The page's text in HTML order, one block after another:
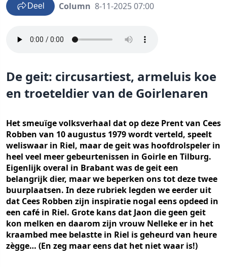
Deel Column 8-11-2025 07:00
De geit: circusartiest, armeluis koe
en troeteldier van de Goirlenaren
Het smeuïge volksverhaal dat op deze Prent van Cees
Robben van 10 augustus 1979 wordt verteld, speelt
weliswaar in Riel, maar de geit was hoofdrolspeler in
heel veel meer gebeurtenissen in Goirle en Tilburg.
Eigenlijk overal in Brabant was de geit een
belangrijk dier, maar we beperken ons tot deze twee
buurplaatsen. In deze rubriek legden we eerder uit
dat Cees Robben zijn inspiratie nogal eens opdeed in
een café in Riel. Grote kans dat Jaon die geen geit
kon melken en daarom zijn vrouw Nelleke er in het
kraambed mee belastte in Riel is geheurd van heure
zègge… (En zeg maar eens dat het niet waar is!)